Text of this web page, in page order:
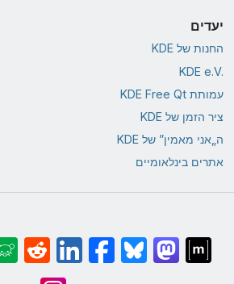
יעדים
החנות של KDE
KDE e.V.‎
עמותת KDE Free Qt
ציר הזמן של KDE
ה„אני מאמין” של KDE
אתרים בינלאומיים